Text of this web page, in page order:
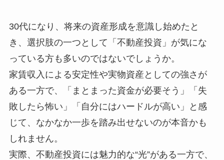
30代になり、将来の資産形成を意識し始めたと
き、選択肢の一つとして「不動産投資」が気にな
っている方も多いのではないでしょうか。
家賃収入による安定性や実物資産としての強さが
ある一方で、「まとまった資金が必要そう」「失
敗したら怖い」「自分にはハードルが高い」と感
じて、なかなか一歩を踏み出せないのが本音かも
しれません。
実際、不動産投資には魅力的な“光”がある一方で、